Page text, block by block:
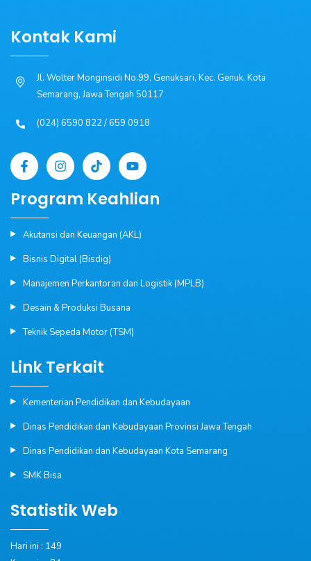
Kontak Kami
Jl. Wolter Monginsidi No.99, Genuksari, Kec. Genuk, Kota
Semarang, Jawa Tengah 50117
(024) 6590 822 / 659 0918
Program Keahlian
Akutansi dan Keuangan (AKL)
Bisnis Digital (Bisdig)
Manajemen Perkantoran dan Logistik (MPLB)
Desain & Produksi Busana
Teknik Sepeda Motor (TSM)
Link Terkait
Kementerian Pendidikan dan Kebudayaan
Dinas Pendidikan dan Kebudayaan Provinsi Jawa Tengah
Dinas Pendidikan dan Kebudayaan Kota Semarang
SMK Bisa
Statistik Web
Hari ini : 149